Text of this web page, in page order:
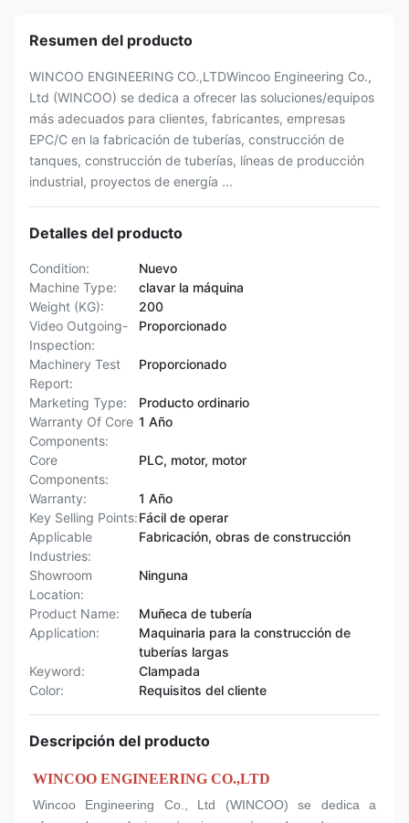
Resumen del producto
WINCOO ENGINEERING CO.,LTDWincoo Engineering Co.,
Ltd (WINCOO) se dedica a ofrecer las soluciones/equipos
más adecuados para clientes, fabricantes, empresas
EPC/C en la fabricación de tuberías, construcción de
tanques, construcción de tuberías, líneas de producción
industrial, proyectos de energía ...
Detalles del producto
Condition:
Nuevo
Machine Type:
clavar la máquina
Weight (KG):
200
Video Outgoing-
Inspection:
Proporcionado
Machinery Test
Report:
Proporcionado
Marketing Type:
Producto ordinario
Warranty Of Core
Components:
1 Año
Core
Components:
PLC, motor, motor
Warranty:
1 Año
Key Selling Points:Fácil de operar
Applicable
Industries:
Fabricación, obras de construcción
Showroom
Location:
Ninguna
Product Name:
Muñeca de tubería
Application:
Maquinaria para la construcción de
tuberías largas
Keyword:
Clampada
Color:
Requisitos del cliente
Descripción del producto
WINCOO ENGINEERING CO.,LTD
Wincoo Engineering Co., Ltd (WINCOO) se dedica a